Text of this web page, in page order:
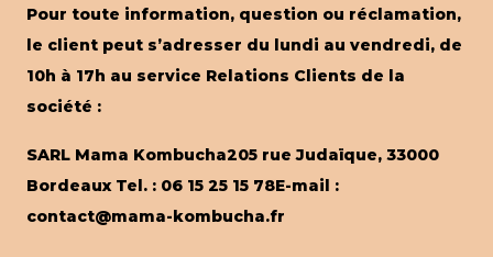
Pour toute information, question ou réclamation,
le client peut s’adresser du lundi au vendredi, de
10h à 17h au service Relations Clients de la
société :
SARL Mama Kombucha205 rue Judaïque, 33000
Bordeaux Tel. : 06 15 25 15 78E-mail :
contact@mama-kombucha.fr